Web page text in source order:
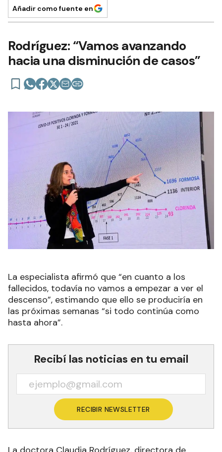
Añadir como fuente en
Rodríguez: “Vamos avanzando
hacia una disminución de casos”
La especialista afirmó que “en cuanto a los
fallecidos, todavía no vamos a empezar a ver el
descenso”, estimando que ello se produciría en
las próximas semanas “si todo continúa como
hasta ahora”.
Recibí las noticias en tu email
RECIBIR NEWSLETTER